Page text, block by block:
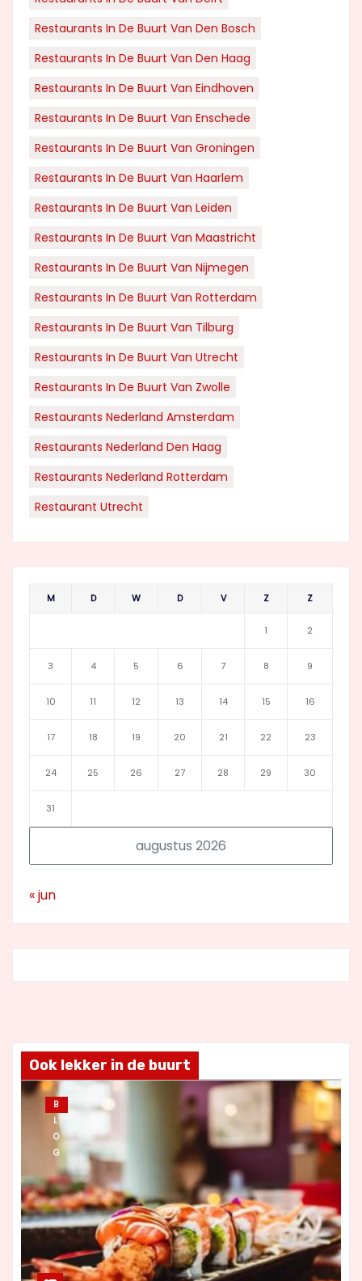
Restaurants In De Buurt Van Den Bosch
Restaurants In De Buurt Van Den Haag
Restaurants In De Buurt Van Eindhoven
Restaurants In De Buurt Van Enschede
Restaurants In De Buurt Van Groningen
Restaurants In De Buurt Van Haarlem
Restaurants In De Buurt Van Leiden
Restaurants In De Buurt Van Maastricht
Restaurants In De Buurt Van Nijmegen
Restaurants In De Buurt Van Rotterdam
Restaurants In De Buurt Van Tilburg
Restaurants In De Buurt Van Utrecht
Restaurants In De Buurt Van Zwolle
Restaurants Nederland Amsterdam
Restaurants Nederland Den Haag
Restaurants Nederland Rotterdam
Restaurant Utrecht
augustus 2026
M D W D V Z Z
1 2
3 4 5 6 7 8 9
10 11 12 13 14 15 16
17 18 19 20 21 22 23
24 25 26 27 28 29 30
31
« jun
Ook lekker in de buurt
B
L
O
G